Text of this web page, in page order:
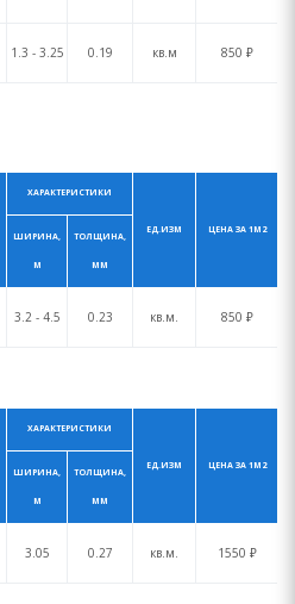
1.3 - 3.25 0.19 кв.м 850 ₽
ХАРАКТЕРИСТИКИ
ЕД.ИЗМ ЦЕНА ЗА 1М2
ШИРИНА,
М
ТОЛЩИНА,
ММ
3.2 - 4.5 0.23 кв.м. 850 ₽
ХАРАКТЕРИСТИКИ
ЕД.ИЗМ ЦЕНА ЗА 1М2
ШИРИНА,
М
ТОЛЩИНА,
ММ
3.05 0.27 кв.м. 1550 ₽